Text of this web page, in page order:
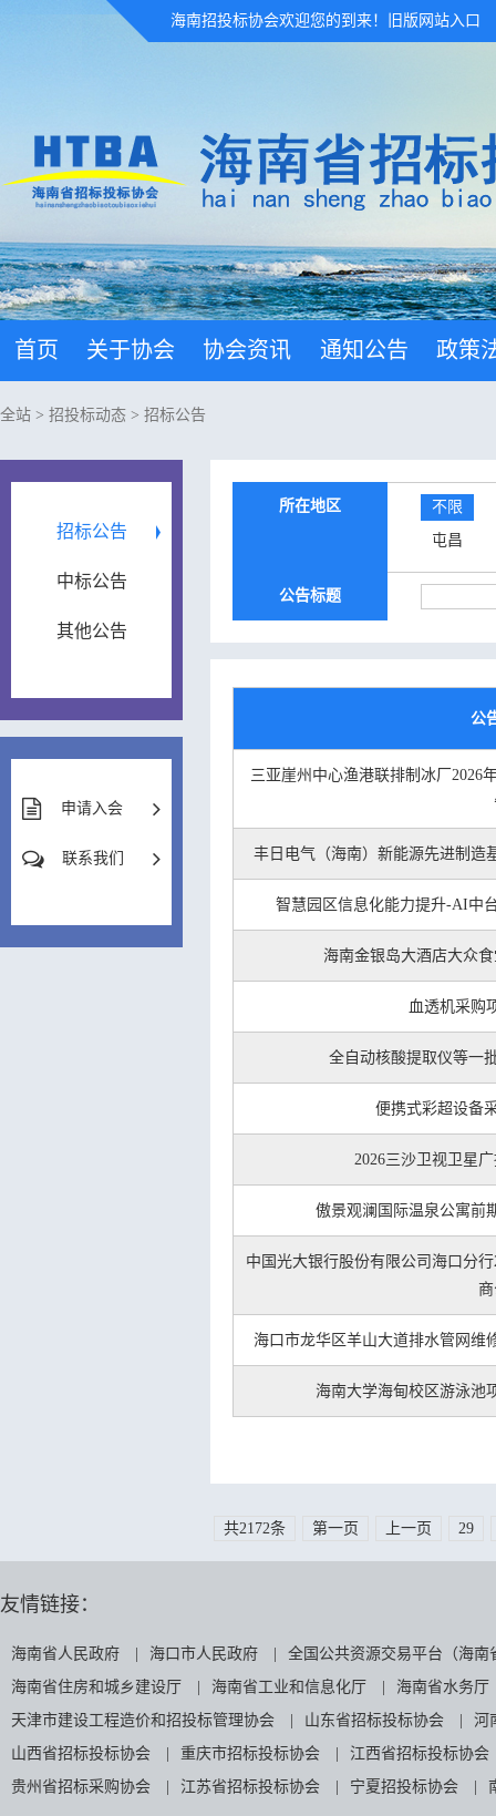
海南招投标协会欢迎您的到来！ 旧版网站入口
首页 关于协会 协会资讯 通知公告 政策
全站 > 招投标动态 > 招标公告
招标公告
中标公告
其他公告
申请入会
联系我们
所在地区
不限
屯昌
公告标题
公
三亚崖州中心渔港联排制冰厂2026
丰日电气（海南）新能源先进制造
智慧园区信息化能力提升-AI中
海南金银岛大酒店大众
血透机采购
全自动核酸提取仪等一
便携式彩超设备
2026三沙卫视卫星
傲景观澜国际温泉公寓前
中国光大银行股份有限公司海口分
海口市龙华区羊山大道排水管网维
海南大学海甸校区游泳池
共2172条 第一页 上一页 29
友情链接：
海南省人民政府 海口市人民政府
全国公共资源交易平台（海南
海南省住房和城乡建设厅
海南省工业和信息化厅
海南省水务厅
天津市建设工程造价和招投标管理协会
山东省招标投标协会
河
山西省招标投标协会
重庆市招标投标协会
江西省招标投标协会
贵州省招标采购协会
江苏省招标投标协会 宁夏招投标协会